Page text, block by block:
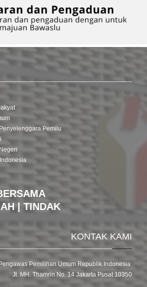
Pemilu
| TINDAK
KONTAK KAMI
Pemilihan Umum Republik Indonesia
Jl. MH. Thamrin No. 14 Jakarta Pusat 10350